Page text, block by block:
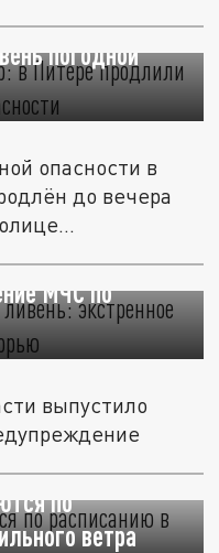
в Питере
погодной
опасности в
до вечера
и ливень:
МЧС по
выпустило
по
ветра